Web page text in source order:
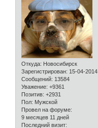
Откуда: Новосибирск
Зарегистрирован: 15-04-2014
Сообщений: 13584
Уважение: +9361
Позитив: +2931
Пол: Мужской
Провел на форуме:
9 месяцев 11 дней
Последний визит: